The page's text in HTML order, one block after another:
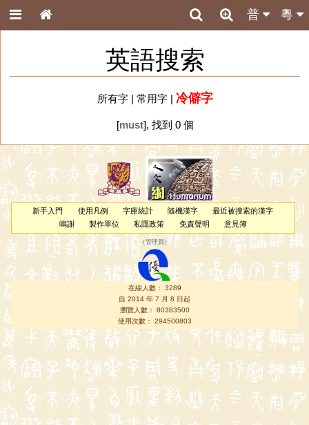
粵
普
英語搜索
所有字| 常用字| 冷僻字
[must], 找到 0 個
新手入門 使用凡例 字庫統計 隨機漢字
最近被搜索的漢字
鳴謝
製作單位 私隱政策 免責聲明 意見簿
（管理員 ）
在線人數： 3289
自 2014 年 7 月 8 日起
瀏覽人數： 80383500
使用次數： 294500803